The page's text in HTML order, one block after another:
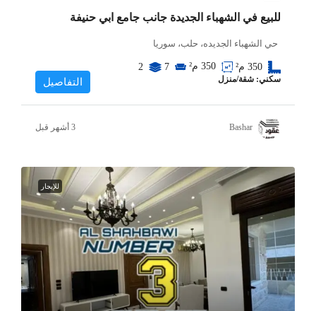
للبيع في الشهباء الجديدة جانب جامع ابي حنيفة
حي الشهباء الجديده، حلب، سوريا
350 م² 350 م² 7
2
سكني: شقة/منزل التفاصيل
Bashar
للإيجار